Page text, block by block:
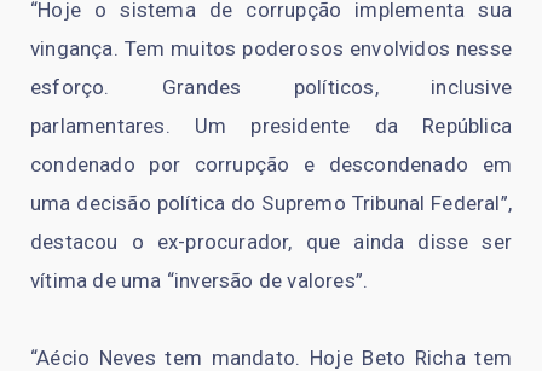
“Hoje o sistema de corrupção implementa sua
vingança. Tem muitos poderosos envolvidos nesse
esforço. Grandes políticos, inclusive
parlamentares. Um presidente da República
condenado por corrupção e descondenado em
uma decisão política do Supremo Tribunal Federal”,
destacou o ex-procurador, que ainda disse ser
vítima de uma “inversão de valores”.
“Aécio Neves tem mandato. Hoje Beto Richa tem